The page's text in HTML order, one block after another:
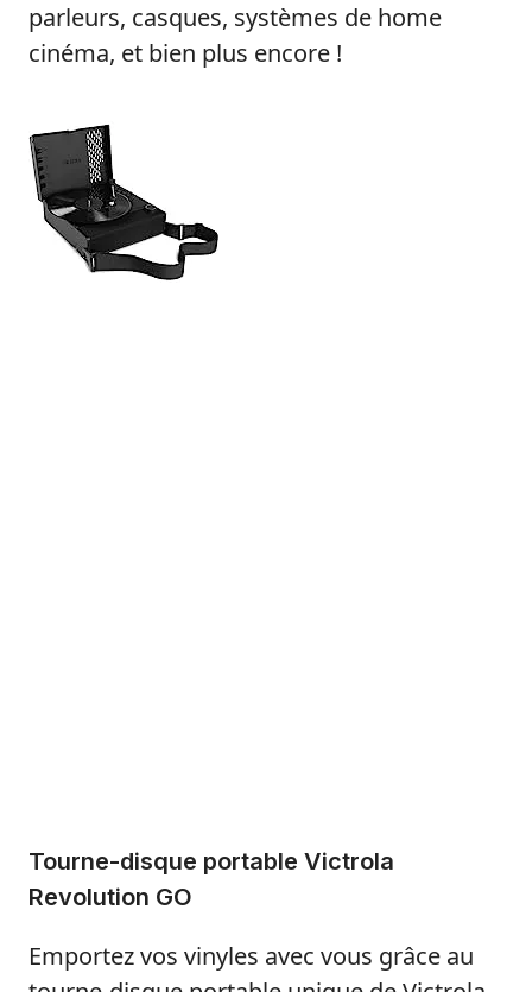
parleurs, casques, systèmes de home
cinéma, et bien plus encore !
Tourne-disque portable Victrola
Revolution GO
Emportez vos vinyles avec vous grâce au